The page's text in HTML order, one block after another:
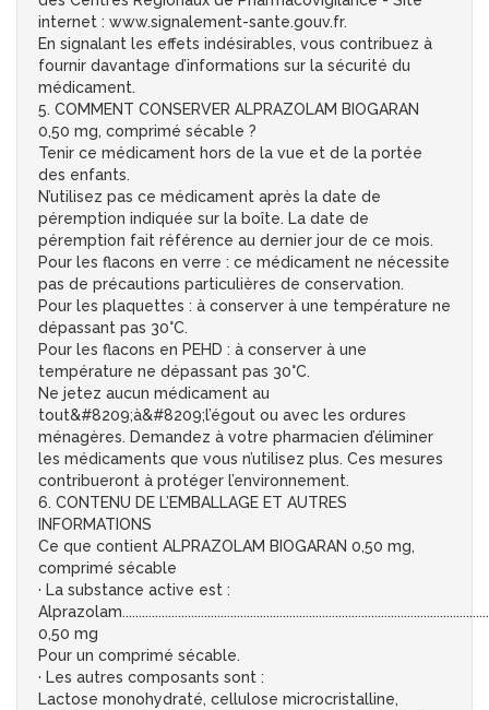
internet : www.signalement-sante.gouv.fr.
En signalant les effets indésirables, vous contribuez à
fournir davantage d’informations sur la sécurité du
médicament.
5. COMMENT CONSERVER ALPRAZOLAM BIOGARAN
0,50 mg, comprimé sécable ?
Tenir ce médicament hors de la vue et de la portée
des enfants.
N’utilisez pas ce médicament après la date de
péremption indiquée sur la boîte. La date de
péremption fait référence au dernier jour de ce mois.
Pour les flacons en verre : ce médicament ne nécessite
pas de précautions particulières de conservation.
Pour les plaquettes : à conserver à une température ne
dépassant pas 30°C.
Pour les flacons en PEHD : à conserver à une
température ne dépassant pas 30°C.
Ne jetez aucun médicament au
tout&#8209;à&#8209;l’égout ou avec les ordures
ménagères. Demandez à votre pharmacien d’éliminer
les médicaments que vous n’utilisez plus. Ces mesures
contribueront à protéger l’environnement.
6. CONTENU DE L’EMBALLAGE ET AUTRES
INFORMATIONS
Ce que contient ALPRAZOLAM BIOGARAN 0,50 mg,
comprimé sécable
· La substance active est :
0,50 mg
Pour un comprimé sécable.
· Les autres composants sont :
Lactose monohydraté, cellulose microcristalline,